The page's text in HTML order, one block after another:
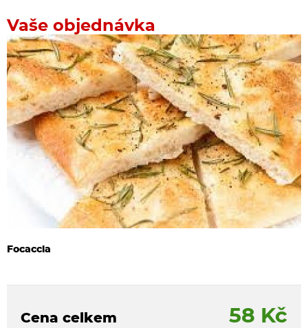
Vaše objednávka
Focaccia
Cena celkem 58 Kč